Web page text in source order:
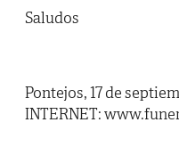
Saludos
Pontejos, 17 de
INTERNET: